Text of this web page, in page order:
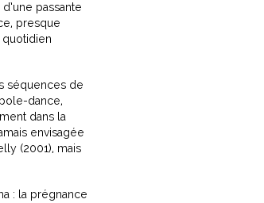
passante
presque
séquences de
dance,
dans la
envisagée
(2001), mais
: la prégnance